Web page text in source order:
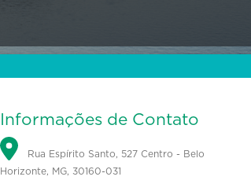
Informações de Contato
Rua Espírito Santo, 527 Centro - Belo
Horizonte, MG, 30160-031